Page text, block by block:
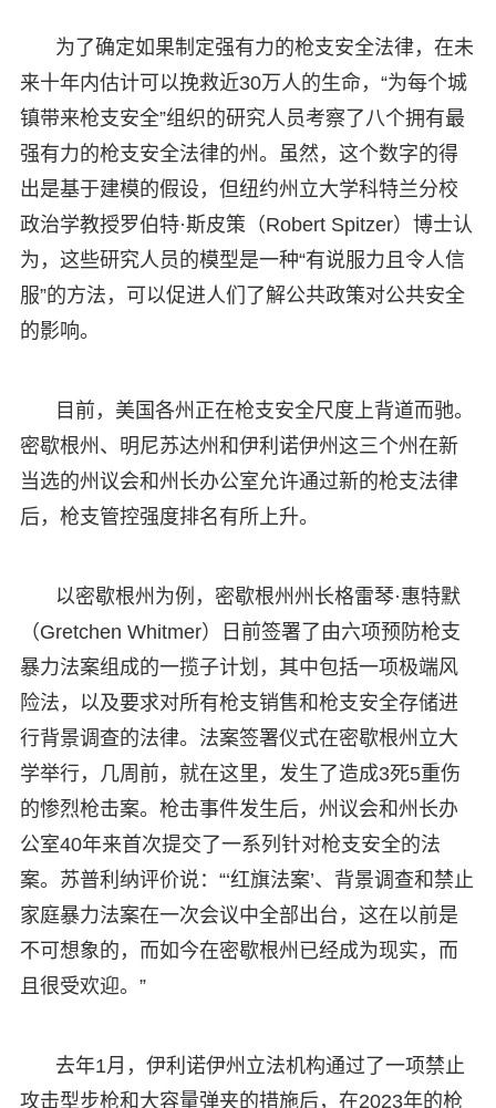
为了确定如果制定强有力的枪支安全法律，在未
来十年内估计可以挽救近30万人的生命，“为每个城
镇带来枪支安全”组织的研究人员考察了八个拥有最
强有力的枪支安全法律的州。虽然，这个数字的得
出是基于建模的假设，但纽约州立大学科特兰分校
政治学教授罗伯特·斯皮策（Robert Spitzer）博士认
为，这些研究人员的模型是一种“有说服力且令人信
服”的方法，可以促进人们了解公共政策对公共安全
的影响。
目前，美国各州正在枪支安全尺度上背道而驰。
密歇根州、明尼苏达州和伊利诺伊州这三个州在新
当选的州议会和州长办公室允许通过新的枪支法律
后，枪支管控强度排名有所上升。
以密歇根州为例，密歇根州州长格雷琴·惠特默
（Gretchen Whitmer）日前签署了由六项预防枪支
暴力法案组成的一揽子计划，其中包括一项极端风
险法，以及要求对所有枪支销售和枪支安全存储进
行背景调查的法律。法案签署仪式在密歇根州立大
学举行，几周前，就在这里，发生了造成3死5重伤
的惨烈枪击案。枪击事件发生后，州议会和州长办
公室40年来首次提交了一系列针对枪支安全的法
案。苏普利纳评价说：“‘红旗法案’、背景调查和禁止
家庭暴力法案在一次会议中全部出台，这在以前是
不可想象的，而如今在密歇根州已经成为现实，而
且很受欢迎。”
去年1月，伊利诺伊州立法机构通过了一项禁止
攻击型步枪和大容量弹夹的措施后，在2023年的枪